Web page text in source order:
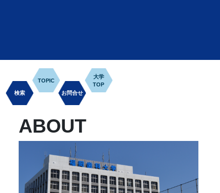
検索
TOPIC
お問合せ
大学
TOP
ABOUT